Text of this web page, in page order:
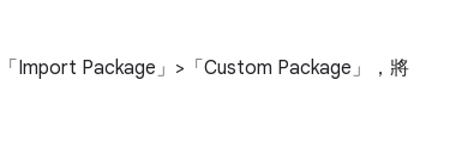
Import Package」>「Custom Package」
，將